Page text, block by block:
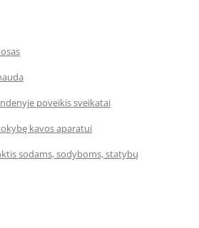
poveikis sveikatai
kavos aparatui
sodams, sodyboms, statybų